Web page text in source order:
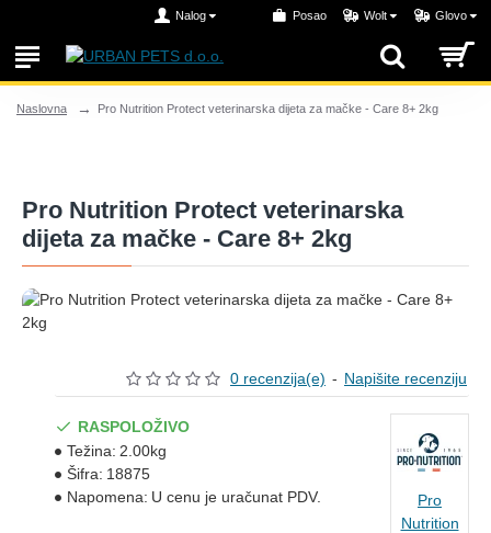
Nalog Posao Wolt Glovo
Naslovna Pro Nutrition Protect veterinarska dijeta za mačke - Care 8+ 2kg
Pro Nutrition Protect veterinarska
dijeta za mačke - Care 8+ 2kg
0 recenzija(e) - Napišite recenziju
RASPOLOŽIVO
Težina: 2.00kg
Šifra: 18875
Napomena: U cenu je uračunat PDV.
Pro
Nutrition